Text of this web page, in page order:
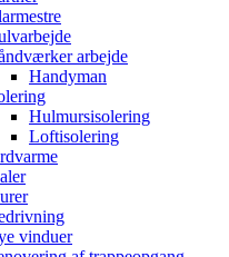
arbejde
Handyman
Hulmursisolering
Loftisolering
vinduer